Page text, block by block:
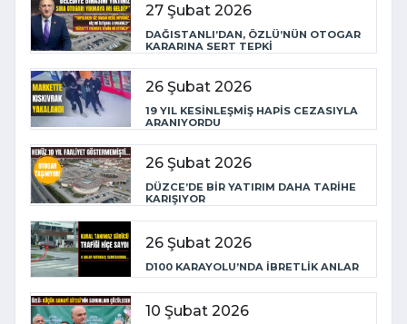
27 Şubat 2026
DAĞISTANLI’DAN, ÖZLÜ’NÜN OTOGAR
KARARINA SERT TEPKİ
26 Şubat 2026
19 YIL KESİNLEŞMİŞ HAPİS CEZASIYLA
ARANIYORDU
26 Şubat 2026
DÜZCE’DE BİR YATIRIM DAHA TARİHE
KARIŞIYOR
26 Şubat 2026
D100 KARAYOLU’NDA İBRETLİK ANLAR
10 Şubat 2026